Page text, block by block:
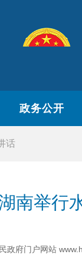
政务公开
话
南举行
政府门户网站